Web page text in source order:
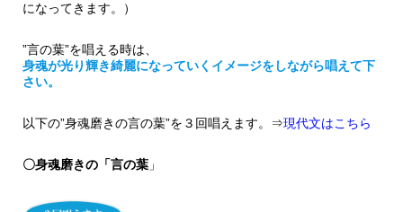
になってきます。）
”言の葉”を唱える時は、
身魂が光り輝き綺麗になっていくイメージをしながら唱えて下
さい。
以下の”身魂磨きの言の葉”を３回唱えます。⇒現代文はこちら
〇身魂磨きの「言の葉」